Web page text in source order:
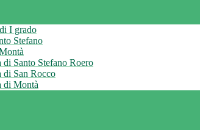
I grado
Stefano
Santo Stefano Roero
di San Rocco
di Montà